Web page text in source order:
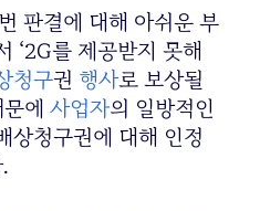
판결에 대해 아쉬운 부
‘2G를 제공받지 못해
청구권 행사로 보상될
에 사업자의 일방적인
상청구권에 대해 인정